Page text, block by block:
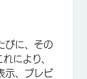
びに、その
により、
示、プレビ